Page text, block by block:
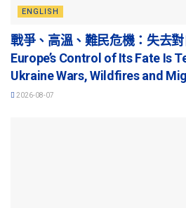
ENGLISH
戰爭、高溫、難民危機：失去
Europe’s Control of Its Fate Is
Ukraine Wars, Wildfires and
2026-08-07